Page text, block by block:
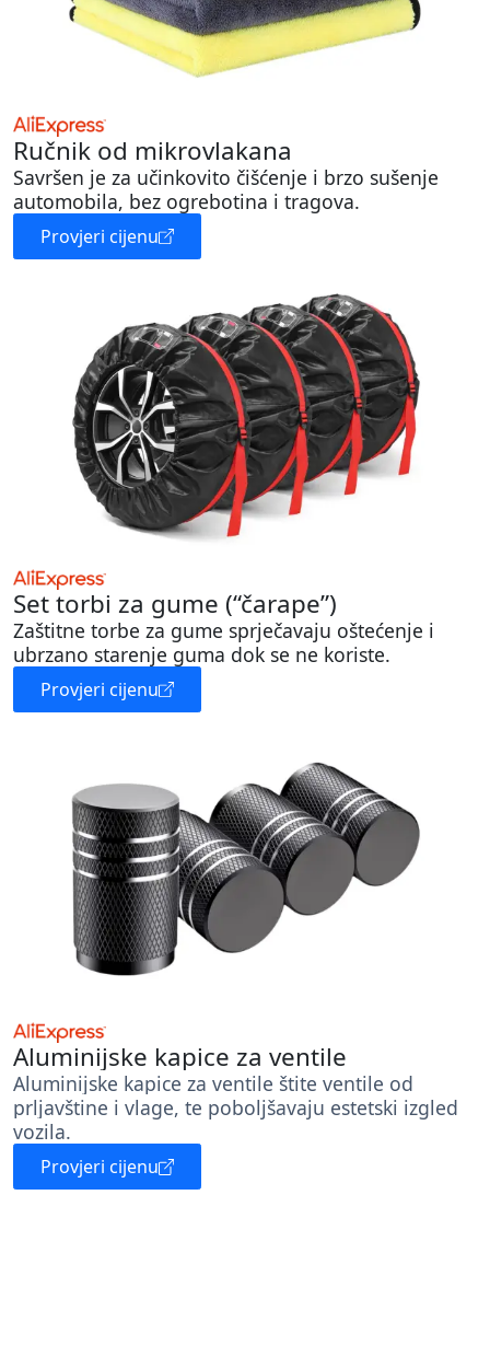
Ručnik od mikrovlakana
Savršen je za učinkovito čišćenje i brzo sušenje
automobila, bez ogrebotina i tragova.
Provjeri cijenu
Set torbi za gume (“čarape”)
Zaštitne torbe za gume sprječavaju oštećenje i
ubrzano starenje guma dok se ne koriste.
Provjeri cijenu
Aluminijske kapice za ventile
Aluminijske kapice za ventile štite ventile od
prljavštine i vlage, te poboljšavaju estetski izgled
vozila.
Provjeri cijenu